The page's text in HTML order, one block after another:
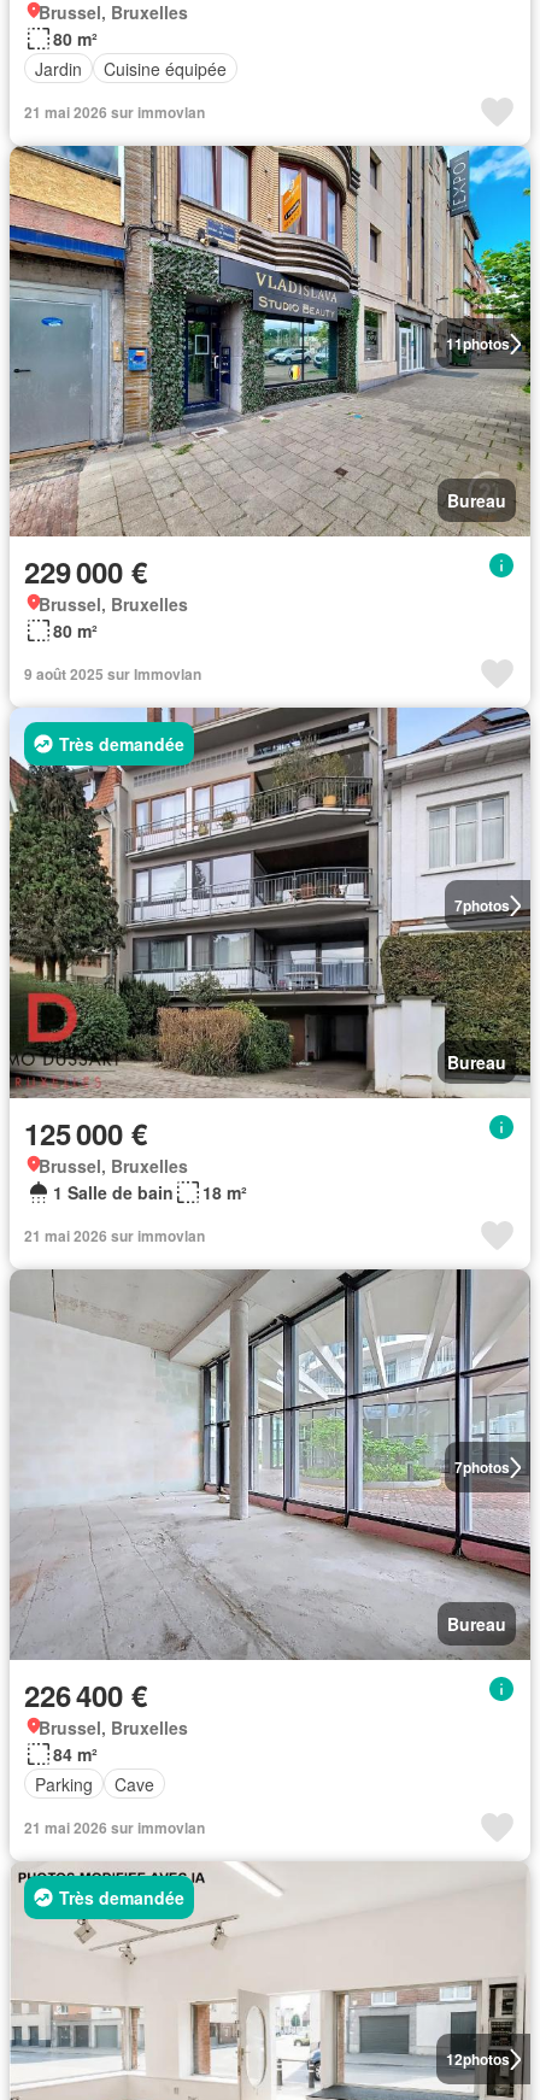
Brussel, Bruxelles
80 m²
Jardin
Cuisine équipée
21 mai 2026 sur immovlan
11photos
Bureau
229 000 €
Brussel, Bruxelles
80 m²
9 août 2025 sur Immovlan
7photos
Très demandée
Bureau
125 000 €
Brussel, Bruxelles
1 Salle de bain
18 m²
21 mai 2026 sur immovlan
7photos
Bureau
226 400 €
Brussel, Bruxelles
84 m²
Parking
Cave
21 mai 2026 sur immovlan
12photos
Très demandée